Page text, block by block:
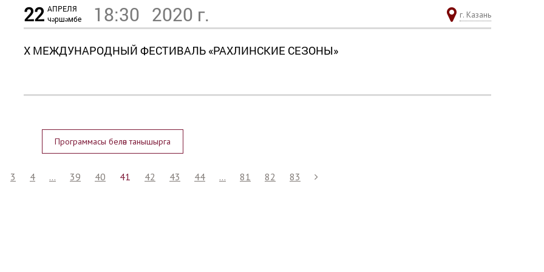
22 АПРЕЛЯ
чәршәмбе
18:30 2020 г. г. Казань
X МЕЖДУНАРОДНЫЙ ФЕСТИВАЛЬ «РАХЛИНСКИЕ СЕЗОНЫ»
Программасы белән танышырга
3 4 ... 39 40 41 42 43 44 ... 81 82 83